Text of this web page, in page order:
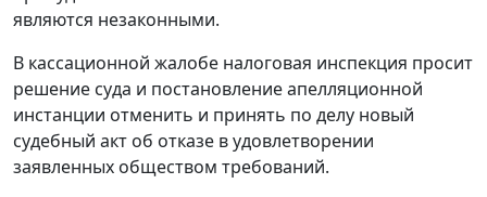
являются незаконными.
В кассационной жалобе налоговая инспекция просит
решение суда и постановление апелляционной
инстанции отменить и принять по делу новый
судебный акт об отказе в удовлетворении
заявленных обществом требований.